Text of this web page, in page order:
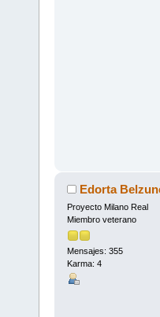
Edorta
Proyecto Milano Real
Miembro veterano
Mensajes: 355
Karma: 4